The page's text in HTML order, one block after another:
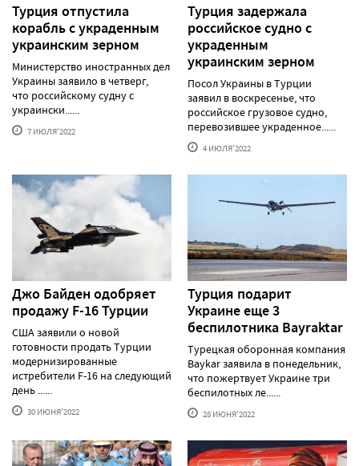
Турция отпустила
корабль с украденным
украинским зерном
Министерство иностранных дел
Украины заявило в четверг,
что российскому судну с
украински......
7 ИЮЛЯ'2022
Турция задержала
российское судно с
украденным
украинским зерном
Посол Украины в Турции
заявил в воскресенье, что
российское грузовое судно,
перевозившее украденное......
4 ИЮЛЯ'2022
Джо Байден одобряет
продажу F-16 Турции
США заявили о новой
готовности продать Турции
модернизированные
истребители F-16 на следующий
день ......
30 ИЮНЯ'2022
Турция подарит
Украине еще 3
беспилотника Bayraktar
Турецкая оборонная компания
Baykar заявила в понедельник,
что пожертвует Украине три
беспилотных ле......
28 ИЮНЯ'2022